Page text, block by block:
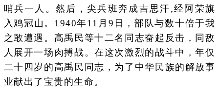
哨兵一人。然后，尖兵班奔成吉思汗,经阿荣旗
入鸡冠山。1940年11月9日，部队与数十倍于我
之敢遭遇。高禹民等十二名同志奋起反击，同敌
人展开一场肉搏战。在这次激烈的战斗中，年仅
二十四岁的高禹民同志，为了中华民族的解放事
业献出了宝贵的生命。